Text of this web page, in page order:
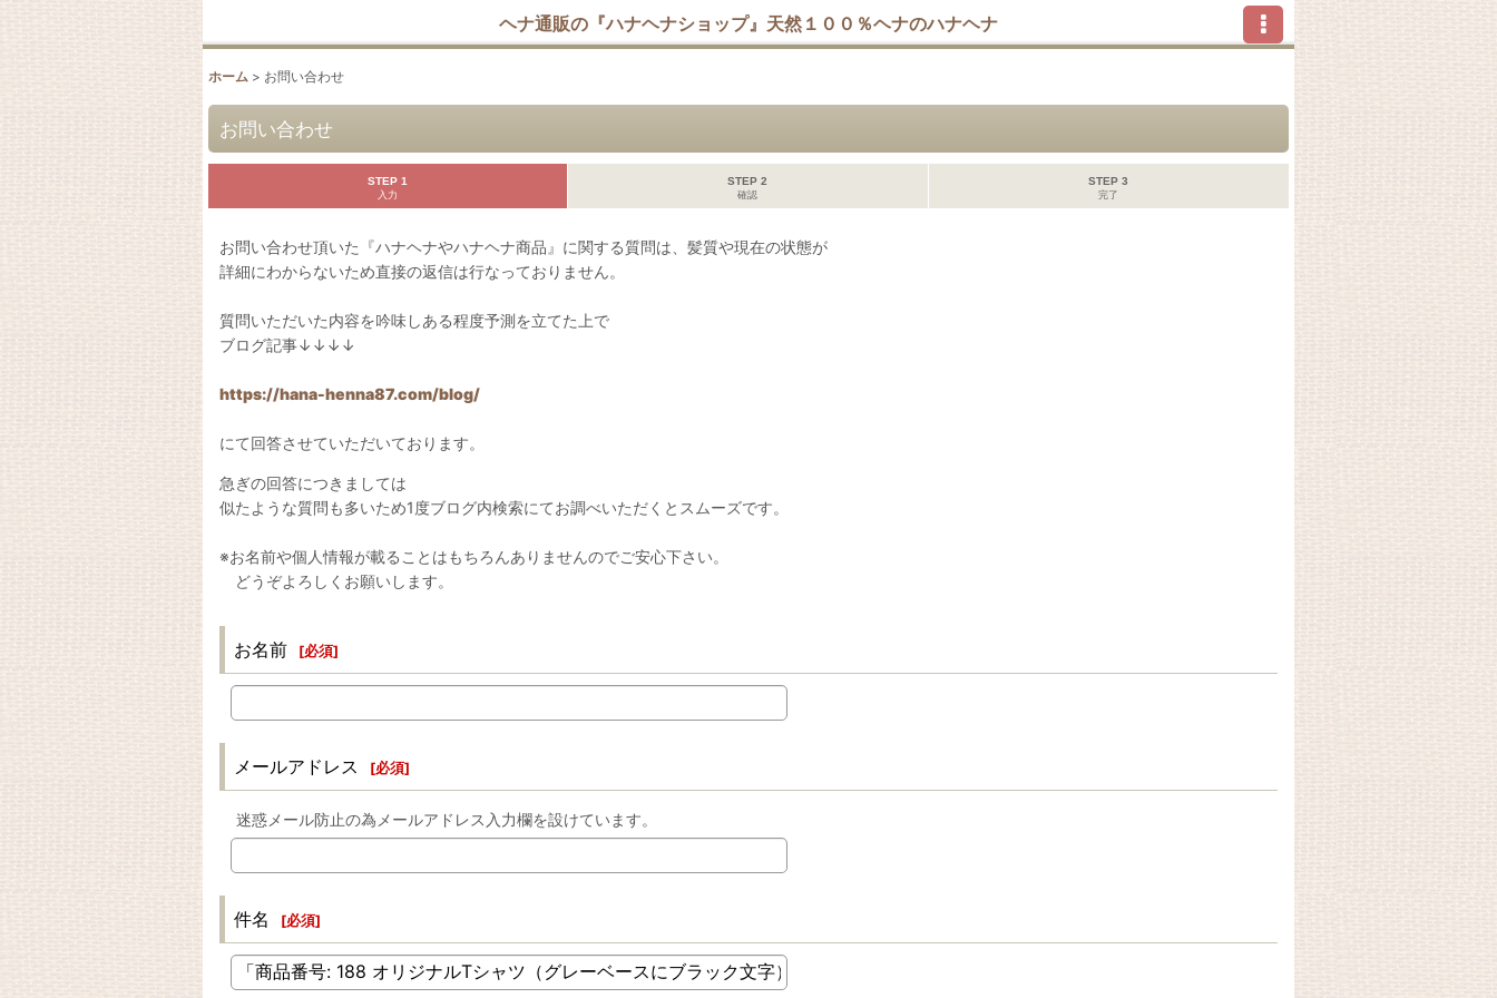
ヘナ通販の『ハナヘナショップ』天然１００％ヘナのハナヘナ
ホーム > お問い合わせ
お問い合わせ
STEP 1
入力
STEP 2
確認
STEP 3
完了
お問い合わせ頂いた『ハナヘナやハナヘナ商品』に関する質問は、髪質や現在の状態が
詳細にわからないため直接の返信は行なっておりません。
質問いただいた内容を吟味しある程度予測を立てた上で
ブログ記事↓↓↓↓
https://hana-henna87.com/blog/
にて回答させていただいております。
急ぎの回答につきましては
似たような質問も多いため1度ブログ内検索にてお調べいただくとスムーズです。
※お名前や個人情報が載ることはもちろんありませんのでご安心下さい。
どうぞよろしくお願いします。
お名前 [必須]
メールアドレス [必須]
迷惑メール防止の為メールアドレス入力欄を設けています。
件名 [必須]